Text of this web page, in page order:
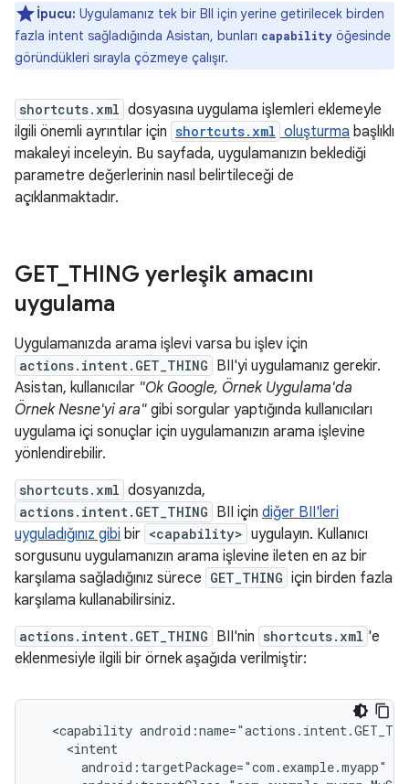
İpucu: Uygulamanız tek bir BII için yerine getirilecek birden
fazla intent sağladığında Asistan, bunları capability öğesinde
göründükleri sırayla çözmeye çalışır.
shortcuts.xml dosyasına uygulama işlemleri eklemeyle
ilgili önemli ayrıntılar için shortcuts.xml oluşturma başlıklı
makaleyi inceleyin. Bu sayfada, uygulamanızın beklediği
parametre değerlerinin nasıl belirtileceği de
açıklanmaktadır.
GET_ THING yerleşik amacını
uygulama
Uygulamanızda arama işlevi varsa bu işlev için
actions.intent.GET_THING BII'yi uygulamanız gerekir.
Asistan, kullanıcılar "Ok Google, Örnek Uygulama'da
Örnek Nesne'yi ara" gibi sorgular yaptığında kullanıcıları
uygulama içi sonuçlar için uygulamanızın arama işlevine
yönlendirebilir.
shortcuts.xml dosyanızda,
actions.intent.GET_THING BII için diğer BII'leri
uyguladığınız gibi bir <capability> uygulayın. Kullanıcı
sorgusunu uygulamanızın arama işlevine ileten en az bir
karşılama sağladığınız sürece GET_THING için birden fazla
karşılama kullanabilirsiniz.
actions.intent.GET_THING BII'nin shortcuts.xml 'e
eklenmesiyle ilgili bir örnek aşağıda verilmiştir:
<capability